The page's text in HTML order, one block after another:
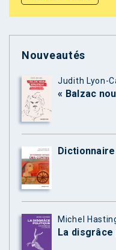
Nouveautés
Judith Lyon-
« Balzac
Michel
La disgrâce